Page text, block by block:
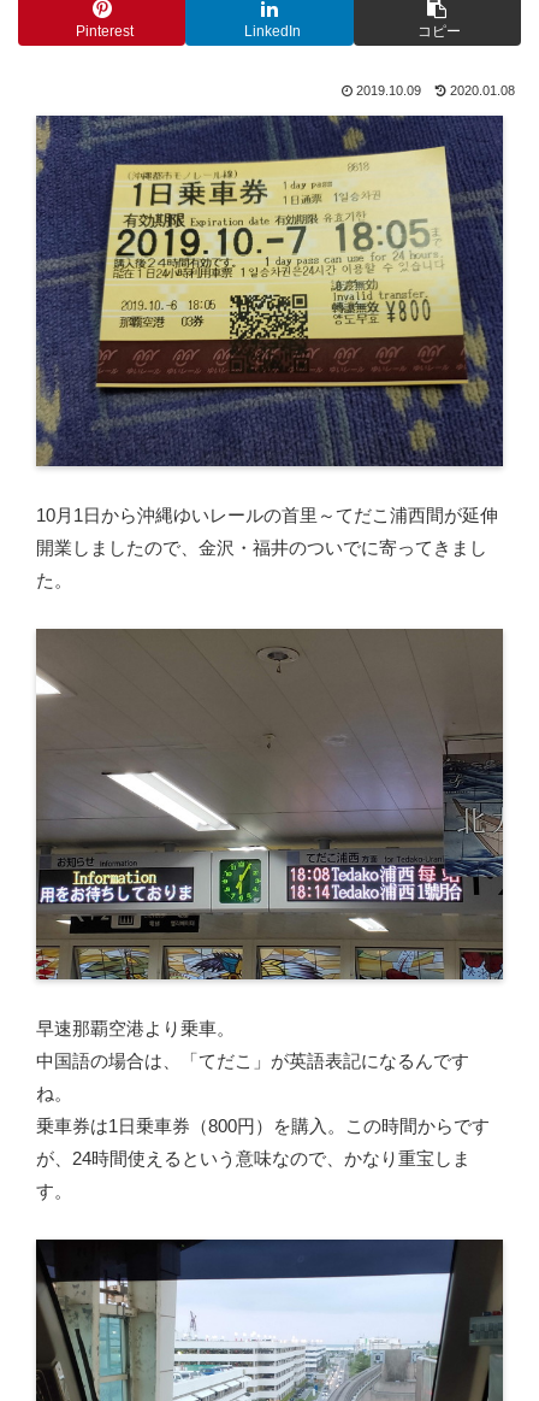
Pinterest LinkedIn コピー
2019.10.09 2020.01.08
10月1日から沖縄ゆいレールの首里～てだこ浦西間が延伸
開業しましたので、金沢・福井のついでに寄ってきまし
た。
早速那覇空港より乗車。
中国語の場合は、「てだこ」が英語表記になるんです
ね。
乗車券は1日乗車券（800円）を購入。この時間からです
が、24時間使えるという意味なので、かなり重宝しま
す。